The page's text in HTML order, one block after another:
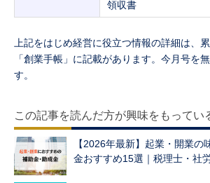
領収書
上記をはじめ経営に役立つ情報の詳細は、
「創業手帳」に記載があります。今月号を
す。
この記事を読んだ方が興味をもってい
【2026年最新】起業・開業の
金おすすめ15選｜税理士・社